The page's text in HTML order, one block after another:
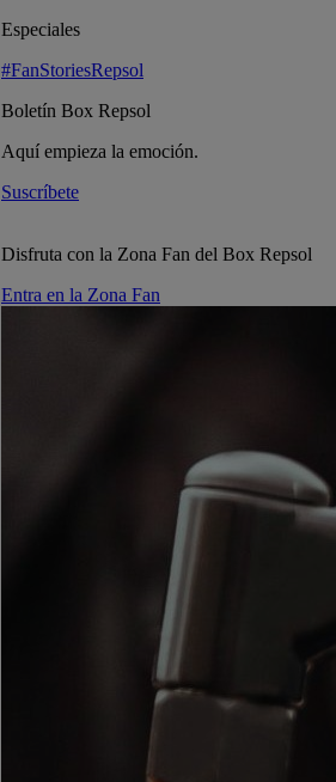
Especiales
#FanStoriesRepsol
Boletín Box Repsol
Aquí empieza la emoción.
Suscríbete
Disfruta con la Zona Fan del Box Repsol
Entra en la Zona Fan